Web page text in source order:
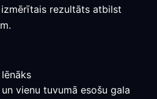
rezultāts atbilst
vienu tuvumā esošu gala